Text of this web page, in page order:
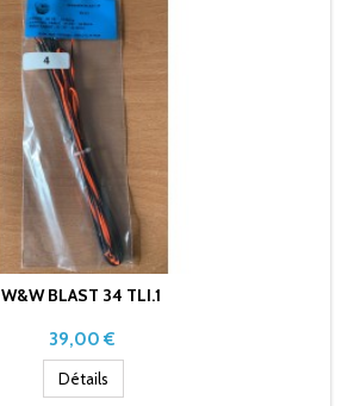
W&W BLAST 34 TLI.1
Prix
39,00 €
Détails